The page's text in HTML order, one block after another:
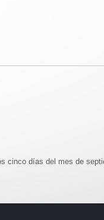
cinco días del mes de